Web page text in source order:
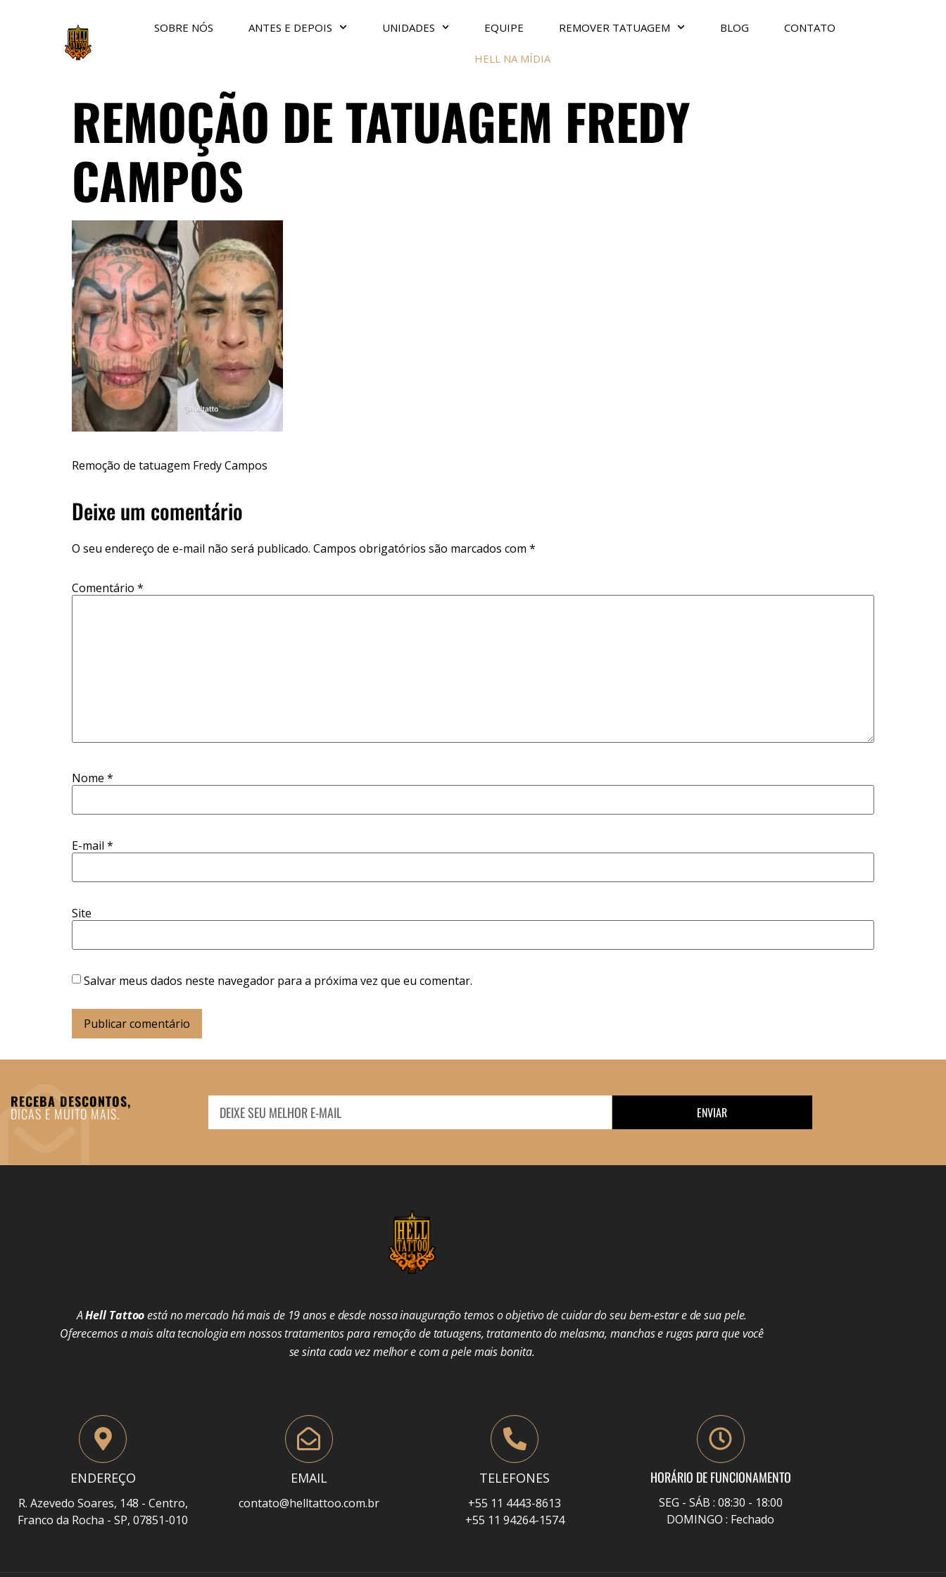
SOBRE NÓS ANTES E DEPOIS UNIDADES EQUIPE REMOVER TATUAGEM BLOG CONTATO
HELL NA MÍDIA
REMOÇÃO DE TATUAGEM FREDY
CAMPOS
Remoção de tatuagem Fredy Campos
Deixe um comentário
O seu endereço de e-mail não será publicado. Campos obrigatórios são marcados com *
Comentário *
Nome *
E-mail *
Site
Salvar meus dados neste navegador para a próxima vez que eu comentar.
RECEBA DESCONTOS,
DICAS E MUITO MAIS. ENVIAR
AHell Tattooestá no mercado há mais de 19 anos e desde nossa inauguração temos o objetivo de cuidar do seu bem-estar e de sua pele.
Oferecemos a mais alta tecnologia em nossos tratamentos para remoção de tatuagens, tratamento do melasma, manchas e rugas para que você
se sinta cada vez melhor e com a pele mais bonita.
ENDEREÇO
R. Azevedo Soares, 148 - Centro,
Franco da Rocha - SP, 07851-010
EMAIL
contato@helltattoo.com.br
TELEFONES
+55 11 4443-8613
+55 11 94264-1574
HORÁRIO DE FUNCIONAMENTO
SEG - SÁB : 08:30 - 18:00
DOMINGO : Fechado